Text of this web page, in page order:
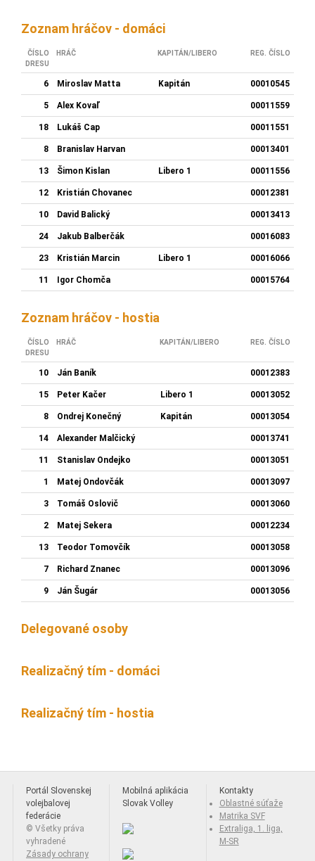
Zoznam hráčov - domáci
ČÍSLO
DRESU
HRÁČ KAPITÁN/LIBERO REG. ČÍSLO
6 Miroslav Matta Kapitán 00010545
5 Alex Kovaľ 00011559
18 Lukáš Cap 00011551
8 Branislav Harvan 00013401
13 Šimon Kislan Libero 1 00011556
12 Kristián Chovanec 00012381
10 David Balický 00013413
24 Jakub Balberčák 00016083
23 Kristián Marcin Libero 1 00016066
11 Igor Chomča 00015764
Zoznam hráčov - hostia
ČÍSLO
DRESU
HRÁČ KAPITÁN/LIBERO REG. ČÍSLO
10 Ján Baník 00012383
15 Peter Kačer Libero 1 00013052
8 Ondrej Konečný Kapitán 00013054
14 Alexander Malčický 00013741
11 Stanislav Ondejko 00013051
1 Matej Ondovčák 00013097
3 Tomáš Oslovič 00013060
2 Matej Sekera 00012234
13 Teodor Tomovčík 00013058
7 Richard Znanec 00013096
9 Ján Šugár 00013056
Delegované osoby
Realizačný tím - domáci
Realizačný tím - hostia
Portál Slovenskej
volejbalovej
federácie
© Všetky práva
vyhradené
Zásady ochrany
Mobilná aplikácia
Slovak Volley
Kontakty
Oblastné súťaže
Matrika SVF
Extraliga, 1. liga,
M-SR